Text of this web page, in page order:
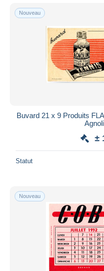
Nouveau
Buvard 21 x 9 Produits
±
Statut
Nouveau